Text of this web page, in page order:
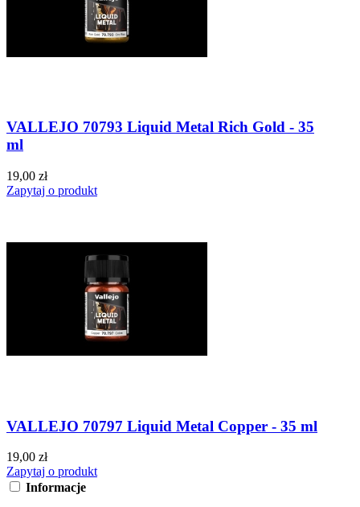
VALLEJO 70793 Liquid Metal Rich Gold - 35
ml
19,00 zł
Zapytaj o produkt
VALLEJO 70797 Liquid Metal Copper - 35 ml
19,00 zł
Zapytaj o produkt
Informacje